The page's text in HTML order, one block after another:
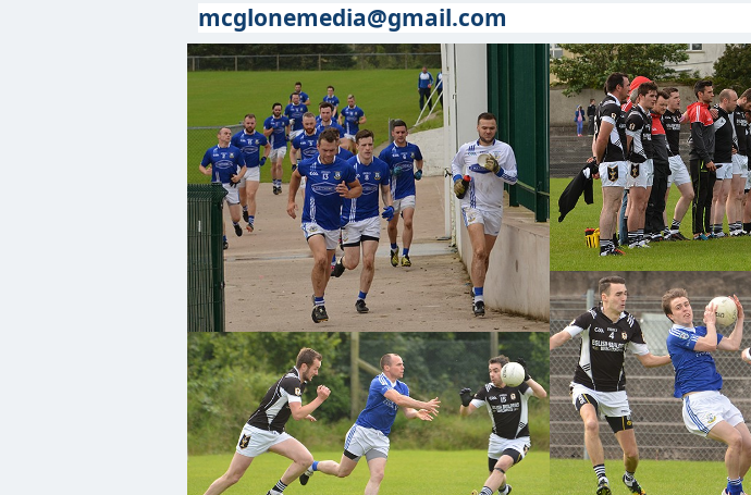
mcglonemedia@gmail.com